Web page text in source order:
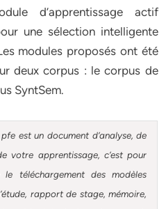
d’apprentissage actif
une sélection intelligente
modules proposés ont été
deux corpus : le corpus de
SyntSem.
est un document d’analyse, de
votre apprentissage, c’est pour
téléchargement des modèles
rapport de stage, mémoire,